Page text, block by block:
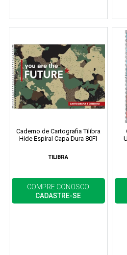
Caderno de Cartografia Tilibra
Hide Espiral Capa Dura 80Fl
TILIBRA
COMPRE CONOSCO
CADASTRE-SE